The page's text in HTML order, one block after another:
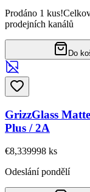
Prodáno 1 kus!
prodejních kanálů
Do
GrizzGlass
Plus / 2A
€8,339998 ks
Odeslání pondělí